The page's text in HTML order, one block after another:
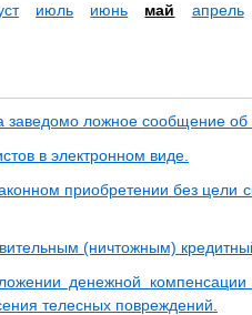
июль июнь май апрель
заведомо ложное сообщение об
в электронном виде.
приобретении без цели
(ничтожным)
денежной компенсации
телесных повреждений.